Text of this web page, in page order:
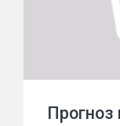
Прогноз